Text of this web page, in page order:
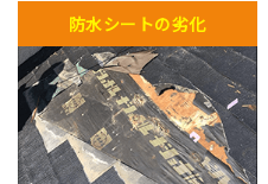
防水シートの劣化